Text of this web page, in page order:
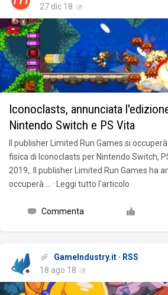
27 dic 18
Iconoclasts, annunciata
Nintendo Switch e PS Vita
Il publisher Limited Run Games si
fisica di Iconoclasts per Nintendo Switch,
2019,. Il publisher Limited Run Games ha
occuperà … · Leggi tutto l'articolo
Commenta
GameIndustry.it · RSS
18 ago 18